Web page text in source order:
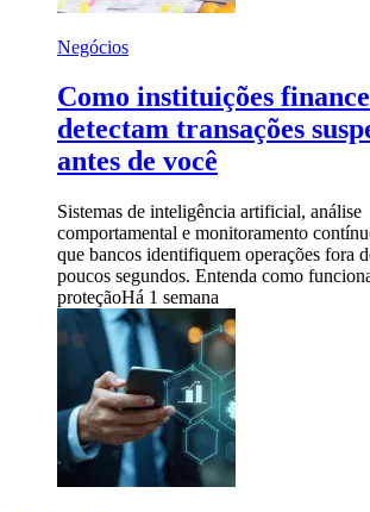
Negócios
Como instituições
detectam transações
antes de você
Sistemas de inteligência artificial, análise
comportamental e monitoramento
que bancos identifiquem operações fora
poucos segundos. Entenda como
proteçãoHá 1 semana